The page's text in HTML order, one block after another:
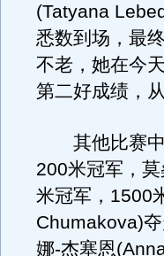
(Tatyana
悉数到场，最
不老，她在今
第二好成绩，
其他比赛中
200米冠军，
米冠军，1500
Chumakova)
娜-杰塞恩